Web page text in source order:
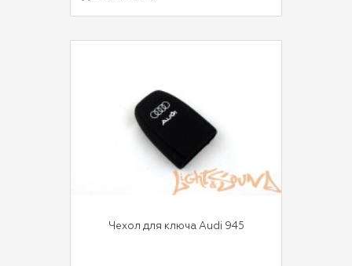
Чехол для ключа Audi 945